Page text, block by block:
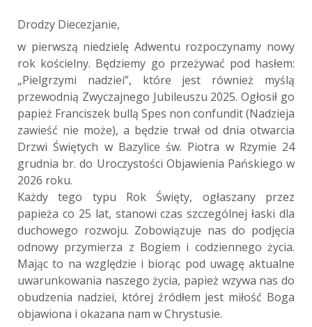
Drodzy Diecezjanie,
w pierwszą niedzielę Adwentu rozpoczynamy nowy
rok kościelny. Będziemy go przeżywać pod hasłem:
„Pielgrzymi nadziei”, które jest również myślą
przewodnią Zwyczajnego Jubileuszu 2025. Ogłosił go
papież Franciszek bullą Spes non confundit (Nadzieja
zawieść nie może), a będzie trwał od dnia otwarcia
Drzwi Świętych w Bazylice św. Piotra w Rzymie 24
grudnia br. do Uroczystości Objawienia Pańskiego w
2026 roku.
Każdy tego typu Rok Święty, ogłaszany przez
papieża co 25 lat, stanowi czas szczególnej łaski dla
duchowego rozwoju. Zobowiązuje nas do podjęcia
odnowy przymierza z Bogiem i codziennego życia.
Mając to na względzie i biorąc pod uwagę aktualne
uwarunkowania naszego życia, papież wzywa nas do
obudzenia nadziei, której źródłem jest miłość Boga
objawiona i okazana nam w Chrystusie.